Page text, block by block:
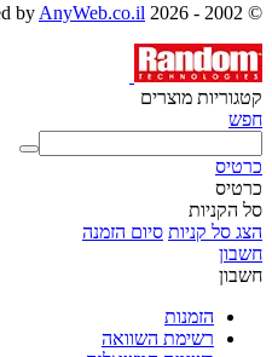
© 2002 - 2026 TopMarket.co.il - Powered by
AnyWeb.co.il
קטגוריות מוצרים
חפש
כרטיס
כרטיס
סל הקניות
הצג סל קניות סיום הזמנה
חשבון
חשבון
הזמנות
רשימת השוואה